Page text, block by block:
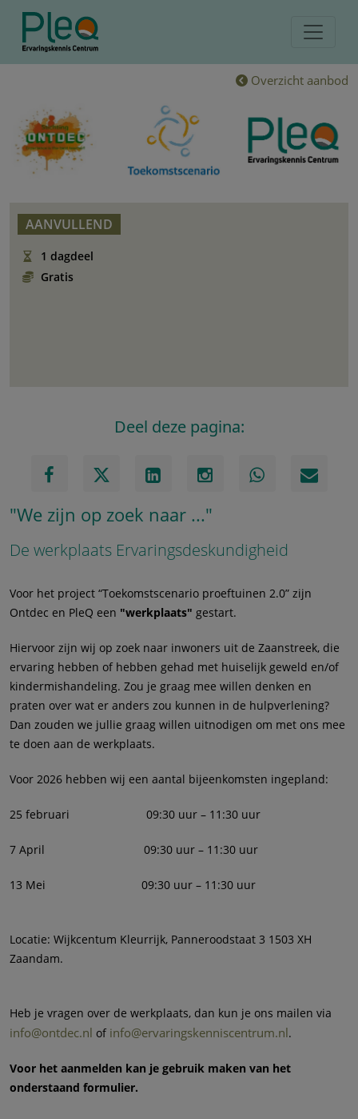
Overzicht aanbod
AANVULLEND
1 dagdeel
Gratis
Deel deze pagina:
"We zijn op zoek naar ..."
De werkplaats Ervaringsdeskundigheid
Voor het project “Toekomstscenario proeftuinen 2.0” zijn
Ontdec en PleQ een "werkplaats" gestart.
Hiervoor zijn wij op zoek naar inwoners uit de Zaanstreek, die
ervaring hebben of hebben gehad met huiselijk geweld en/of
kindermishandeling. Zou je graag mee willen denken en
praten over wat er anders zou kunnen in de hulpverlening?
Dan zouden we jullie graag willen uitnodigen om met ons mee
te doen aan de werkplaats.
Voor 2026 hebben wij een aantal bijeenkomsten ingepland:
25 februari 09:30 uur – 11:30 uur
7 April 09:30 uur – 11:30 uur
13 Mei 09:30 uur – 11:30 uur
Locatie: Wijkcentum Kleurrijk, Panneroodstaat 3 1503 XH
Zaandam.
Heb je vragen over de werkplaats, dan kun je ons mailen via
info@ontdec.nl of info@ervaringskenniscentrum.nl.
Voor het aanmelden kan je gebruik maken van het
onderstaand formulier.